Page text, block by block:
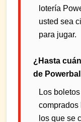
lotería
usted sea
para jugar.
¿Hasta
de
Los
comprados
los que se